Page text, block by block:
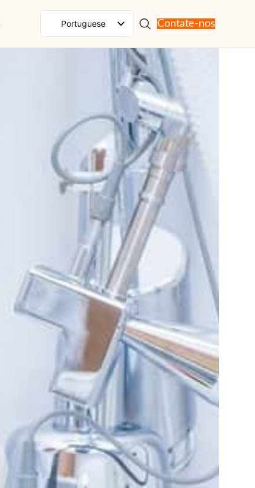
Portuguese
Japanese
German
Korean
Italian
Contate-nos